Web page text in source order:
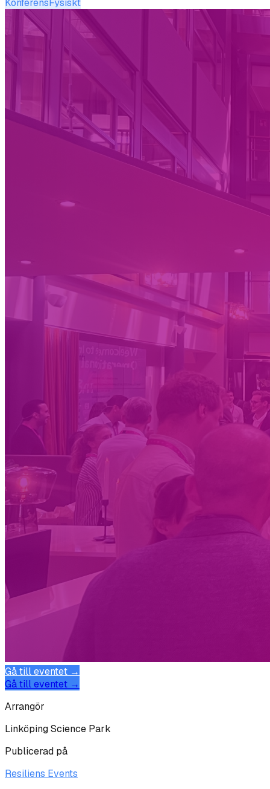
KonferensFysiskt
Gå till eventet →
Gå till eventet →
Arrangör
Linköping Science Park
Publicerad på
Resiliens Events